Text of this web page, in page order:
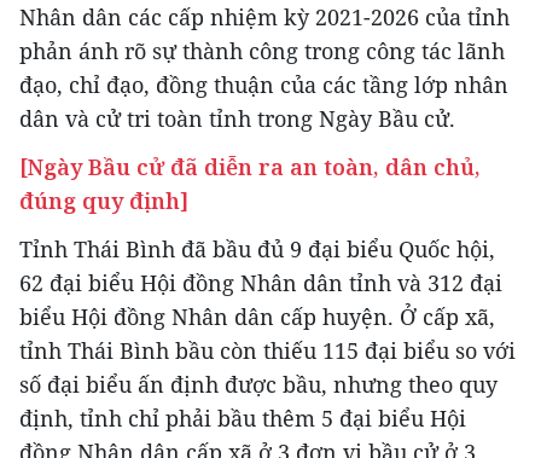
Nhân dân các cấp nhiệm kỳ 2021-2026 của tỉnh
phản ánh rõ sự thành công trong công tác lãnh
đạo, chỉ đạo, đồng thuận của các tầng lớp nhân
dân và cử tri toàn tỉnh trong Ngày Bầu cử.
[Ngày Bầu cử đã diễn ra an toàn, dân chủ,
đúng quy định]
Tỉnh Thái Bình đã bầu đủ 9 đại biểu Quốc hội,
62 đại biểu Hội đồng Nhân dân tỉnh và 312 đại
biểu Hội đồng Nhân dân cấp huyện. Ở cấp xã,
tỉnh Thái Bình bầu còn thiếu 115 đại biểu so với
số đại biểu ấn định được bầu, nhưng theo quy
định, tỉnh chỉ phải bầu thêm 5 đại biểu Hội